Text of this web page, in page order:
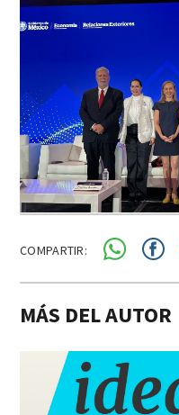
COMPARTIR:
MÁS DEL AUTOR